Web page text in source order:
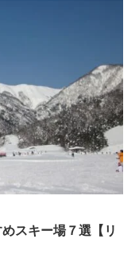
スキー場７選【リ